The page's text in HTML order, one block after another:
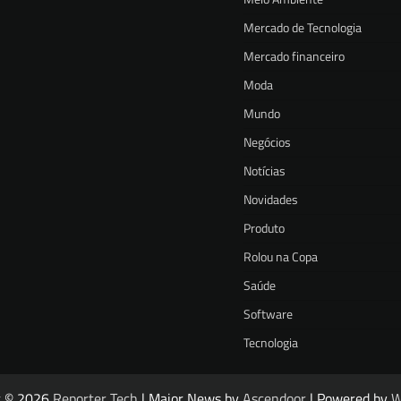
Mercado de Tecnologia
Mercado financeiro
Moda
Mundo
Negócios
Notícias
Novidades
Produto
Rolou na Copa
Saúde
Software
Tecnologia